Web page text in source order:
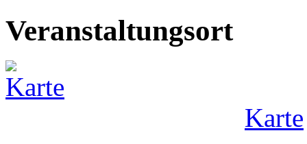
Veranstaltungsort
Karte